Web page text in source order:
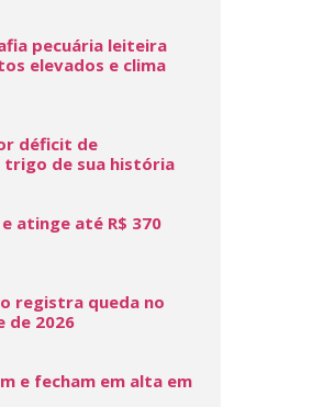
pecuária leiteira
elevados e clima
déficit de
de sua história
atinge até R$ 370
registra queda no
2026
e fecham em alta em